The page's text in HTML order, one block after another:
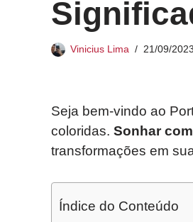
Vinicius Lima 21/09/2023
Seja bem-vindo ao
coloridas. Sonhar
transformações em
Índice do Conteúdo